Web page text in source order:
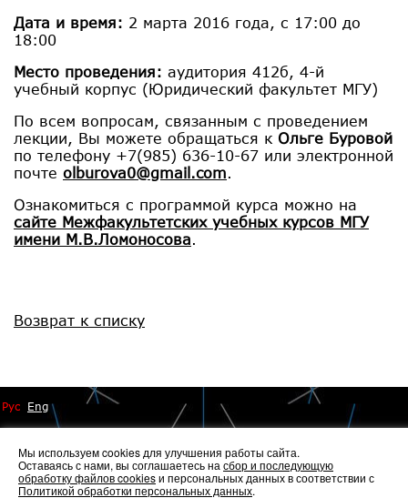
Дата и время: 2 марта 2016 года, с 17:00 до
18:00
Место проведения: аудитория 412б, 4-й
учебный корпус (Юридический факультет МГУ)
По всем вопросам, связанным с проведением
лекции, Вы можете обращаться к Ольге Буровой
по телефону +7(985) 636-10-67 или электронной
почте olburova0@gmail.com.
Ознакомиться с программой курса можно на
сайте Межфакультетских учебных курсов МГУ
имени М.В.Ломоносова.
Возврат к списку
Рус Eng
Мы используем cookies для улучшения работы сайта.
Оставаясь с нами, вы соглашаетесь на сбор и последующую
обработку файлов cookiesи персональных данных в соответствии с
Политикой обработки персональных данных.